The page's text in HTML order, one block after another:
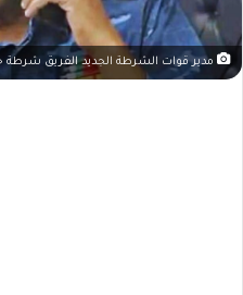
مدير قوات الشرطة الجديد الفريق شرطة